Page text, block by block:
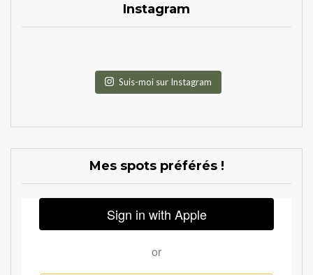
Instagram
Suis-moi sur Instagram
Mes spots préférés !